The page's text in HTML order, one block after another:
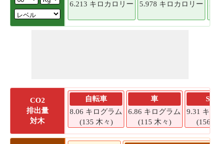
6.213 キロカロリー 5.978 キロカロリー
CO2
排出量
対木
自転車
8.06 キログラム
(135 木々)
車
6.86 キログラム
(115 木々)
SUV
9.31 キロ
(156